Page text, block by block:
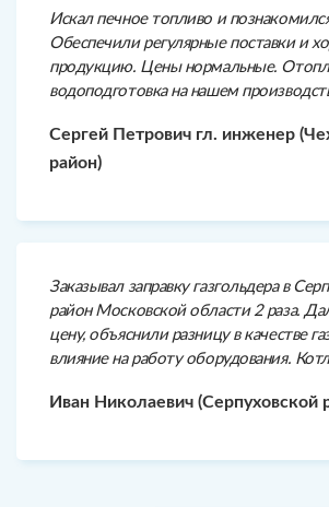
Искал печное топливо и
Обеспечили регулярные поставки и
продукцию. Цены нормальные.
водоподготовка на нашем
Сергей Петрович гл. инженер
район)
Заказывал заправку газгольдера в
район Московской области 2 раза.
цену, объяснили разницу в качестве
влияние на работу оборудования.
Иван Николаевич (Серпуховской